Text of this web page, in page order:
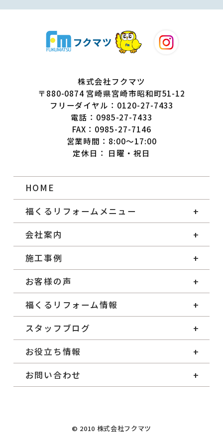
株式会社フクマツ
〒880-0874 宮崎県宮崎市昭和町51-12
フリーダイヤル：0120-27-7433
電話：0985-27-7433
FAX：0985-27-7146
営業時間：8:00～17:00
定休日： 日曜・祝日
HOME
福くるリフォームメニュー
会社案内
施工事例
お客様の声
福くるリフォーム情報
スタッフブログ
お役立ち情報
お問い合わせ
© 2010 株式会社フクマツ